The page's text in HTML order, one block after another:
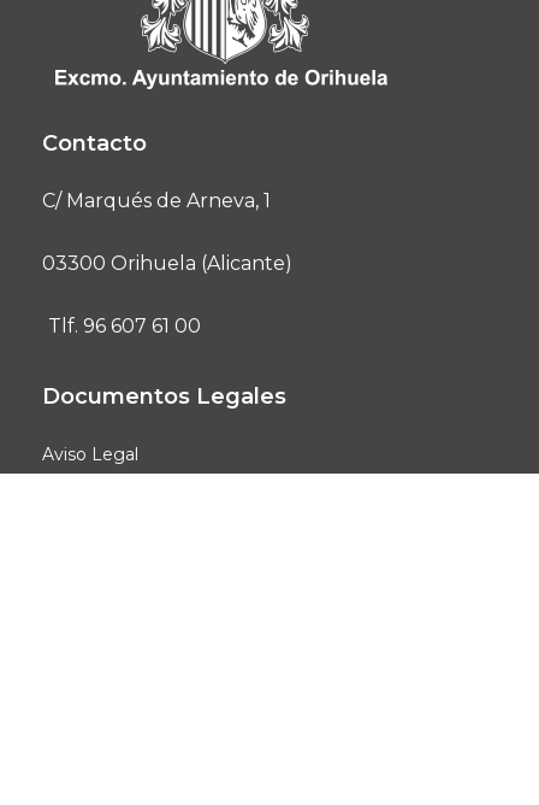
Contacto
C/ Marqués de Arneva, 1
03300 Orihuela (Alicante)
Tlf. 96 607 61 00
Documentos Legales
Aviso Legal